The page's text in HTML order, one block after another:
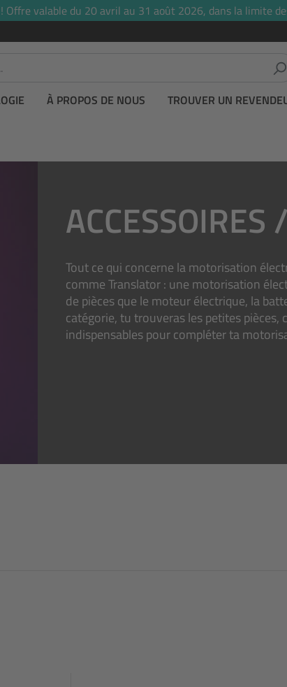
Offre valable du 20 avril au 31 août 2026, dans la limite
À PROPOS DE NOUS TROUVER UN
ACCESSOIRES
Tout ce qui concerne la motorisation
comme Translator : une motorisation
de pièces que le moteur électrique, la
catégorie, tu trouveras les petites pièces,
indispensables pour compléter ta